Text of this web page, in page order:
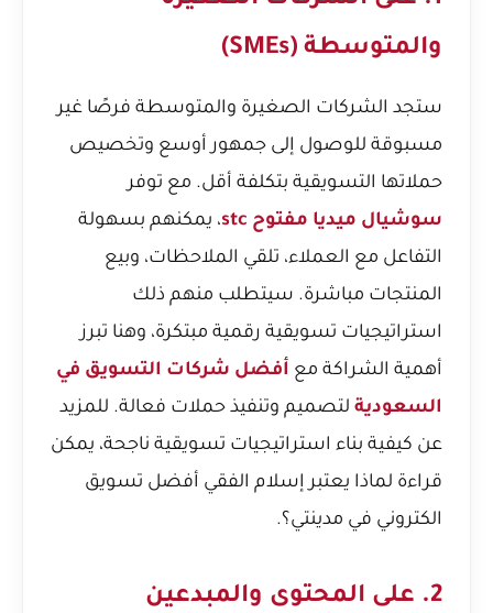
والمتوسطة (SMEs)
ستجد الشركات الصغيرة والمتوسطة فرصًا غير
مسبوقة للوصول إلى جمهور أوسع وتخصيص
حملاتها التسويقية بتكلفة أقل. مع توفر
سوشيال ميديا مفتوح stc
، يمكنهم بسهولة
التفاعل مع العملاء، تلقي الملاحظات، وبيع
المنتجات مباشرة. سيتطلب منهم ذلك
استراتيجيات تسويقية رقمية مبتكرة، وهنا تبرز
أهمية الشراكة مع أفضل شركات التسويق في
السعودية لتصميم وتنفيذ حملات فعالة. للمزيد
عن كيفية بناء استراتيجيات تسويقية ناجحة، يمكن
قراءة لماذا يعتبر إسلام الفقي أفضل تسويق
الكتروني في مدينتي؟.
2. على المحتوى والمبدعين